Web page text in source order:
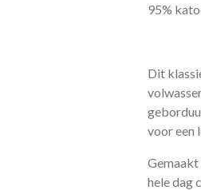
95%
Dit
voor een
Gemaakt
hele dag